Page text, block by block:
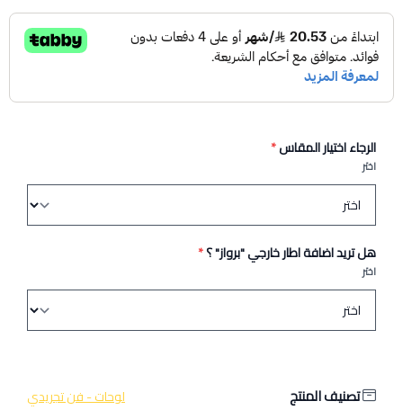
الرجاء اختيار المقاس*
اختر
هل تريد اضافة اطار خارجي "برواز" ؟*
اختر
تصنيف المنتج لوحات - فن تجريدي